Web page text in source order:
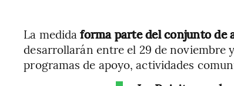
La medidaforma parte del conjunto de
desarrollarán entre el 29 de noviembre
programas de apoyo, actividades